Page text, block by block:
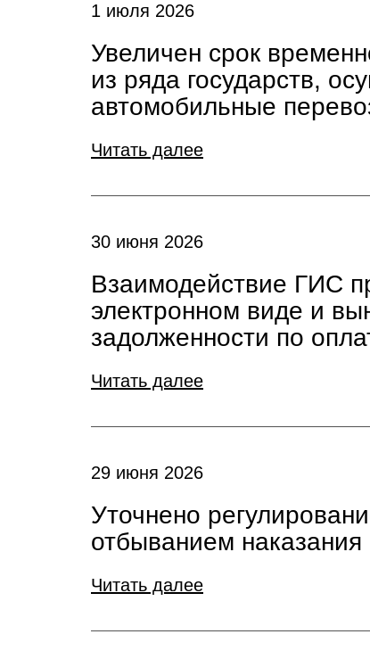
1 июля 2026
Увеличен срок
из ряда государств,
автомобильные
Читать далее
30 июня 2026
Взаимодействие ГИС
электронном виде и
задолженности по
Читать далее
29 июня 2026
Уточнено
отбыванием
Читать далее